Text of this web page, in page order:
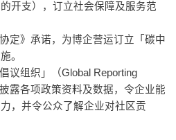
开支），订立社会保障及服务范
定》承诺，为博企营运订立「碳中
。
组织」（Global Reporting
露各项政策资料及数据，令企业能
，并令公众了解企业对社区贡